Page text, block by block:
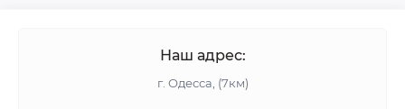
Наш адрес:
г. Одесса, (7км)